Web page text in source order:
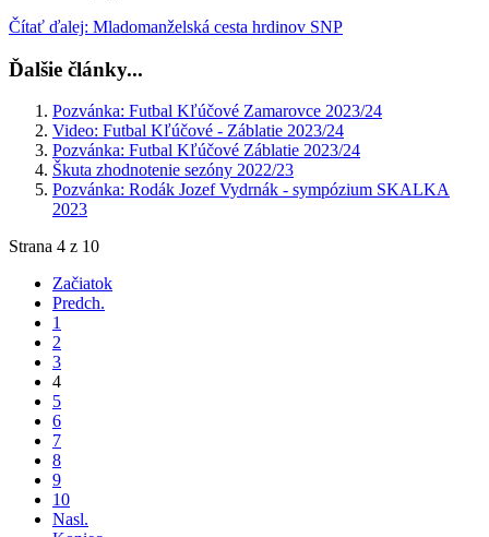
Čítať ďalej: Mladomanželská cesta hrdinov SNP
Ďalšie články...
Pozvánka: Futbal Kľúčové Zamarovce 2023/24
Video: Futbal Kľúčové - Záblatie 2023/24
Pozvánka: Futbal Kľúčové Záblatie 2023/24
Škuta zhodnotenie sezóny 2022/23
Pozvánka: Rodák Jozef Vydrnák - sympózium SKALKA
2023
Strana 4 z 10
Začiatok
Predch.
1
2
3
4
5
6
7
8
9
10
Nasl.